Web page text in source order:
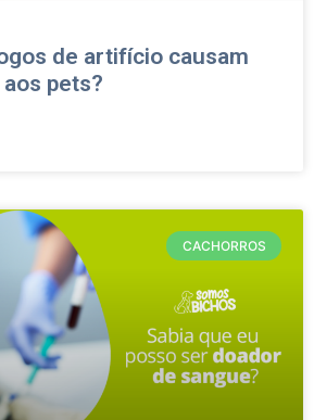
de artifício causam
pets?
CACHORROS